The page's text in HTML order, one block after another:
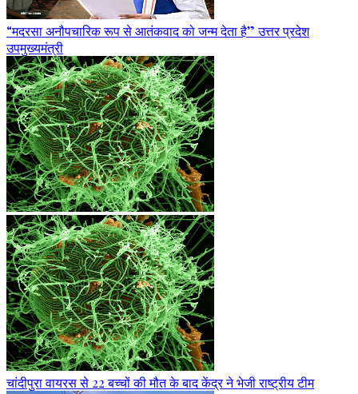
“मदरसा अनौपचारिक रूप से आतंकवाद को जन्म देता है” उत्तर प्रदेश
उपमुख्यमंत्री
चांदीपुरा वायरस से 22 बच्चों की मौत के बाद केंद्र ने भेजी राष्ट्रीय टीम